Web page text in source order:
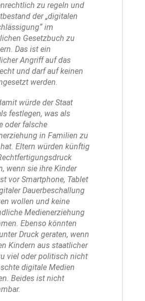
zu regeln und
der „digitalen
im
Gesetzbuch zu
Das ist ein
Angriff auf das
und darf auf keinen
werden.
würde der Staat
festlegen, was als
oder falsche
in Familien zu
Eltern würden künftig
wenn sie ihre Kinder
vor Smartphone, Tablet
Dauerbeschallung
wollen und keine
Medienerziehung
Ebenso könnten
Druck geraten, wenn
Kindern aus staatlicher
viel oder politisch nicht
digitale Medien
Beides ist nicht